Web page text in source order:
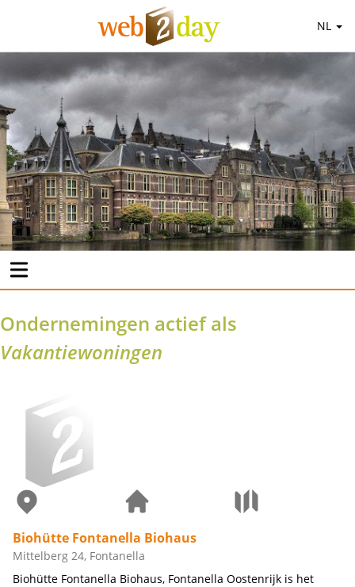
NL
Ondernemingen actief als
Vakantiewoningen
Biohütte Fontanella Biohaus
Mittelberg 24, Fontanella
Biohütte Fontanella Biohaus, Fontanella Oostenrijk is het